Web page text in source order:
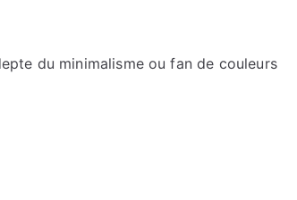
du minimalisme ou fan de couleurs